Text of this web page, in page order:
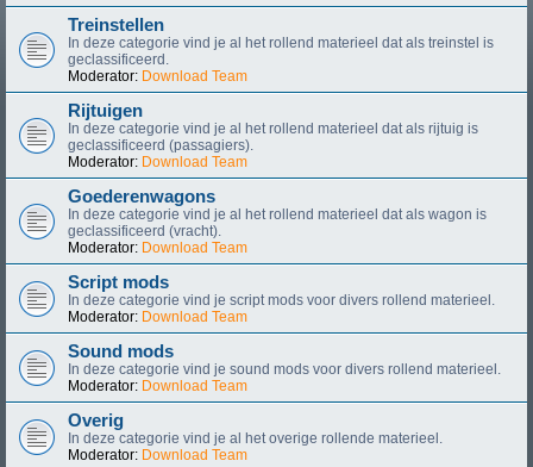
Treinstellen
In deze categorie vind je al het rollend materieel dat als treinstel is
geclassificeerd.
Moderator: Download Team
Rijtuigen
In deze categorie vind je al het rollend materieel dat als rijtuig is
geclassificeerd (passagiers).
Moderator: Download Team
Goederenwagons
In deze categorie vind je al het rollend materieel dat als wagon is
geclassificeerd (vracht).
Moderator: Download Team
Script mods
In deze categorie vind je script mods voor divers rollend materieel.
Moderator: Download Team
Sound mods
In deze categorie vind je sound mods voor divers rollend materieel.
Moderator: Download Team
Overig
In deze categorie vind je al het overige rollende materieel.
Moderator: Download Team